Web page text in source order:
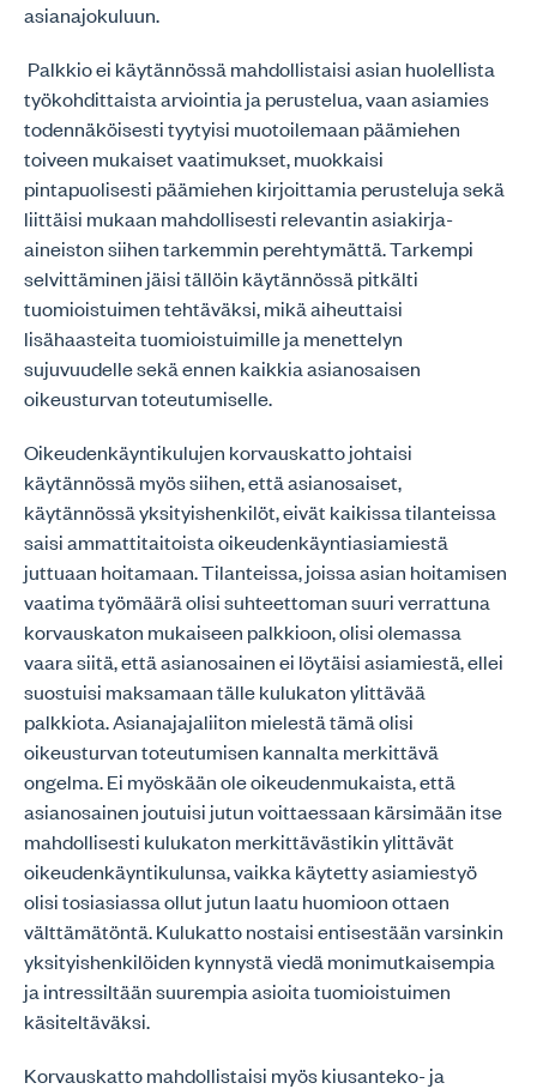
asianajokuluun.
Palkkio ei käytännössä mahdollistaisi asian huolellista
työkohdittaista arviointia ja perustelua, vaan asiamies
todennäköisesti tyytyisi muotoilemaan päämiehen
toiveen mukaiset vaatimukset, muokkaisi
pintapuolisesti päämiehen kirjoittamia perusteluja sekä
liittäisi mukaan mahdollisesti relevantin asiakirja-
aineiston siihen tarkemmin perehtymättä. Tarkempi
selvittäminen jäisi tällöin käytännössä pitkälti
tuomioistuimen tehtäväksi, mikä aiheuttaisi
lisähaasteita tuomioistuimille ja menettelyn
sujuvuudelle sekä ennen kaikkia asianosaisen
oikeusturvan toteutumiselle.
Oikeudenkäyntikulujen korvauskatto johtaisi
käytännössä myös siihen, että asianosaiset,
käytännössä yksityishenkilöt, eivät kaikissa tilanteissa
saisi ammattitaitoista oikeudenkäyntiasiamiestä
juttuaan hoitamaan. Tilanteissa, joissa asian hoitamisen
vaatima työmäärä olisi suhteettoman suuri verrattuna
korvauskaton mukaiseen palkkioon, olisi olemassa
vaara siitä, että asianosainen ei löytäisi asiamiestä, ellei
suostuisi maksamaan tälle kulukaton ylittävää
palkkiota. Asianajajaliiton mielestä tämä olisi
oikeusturvan toteutumisen kannalta merkittävä
ongelma. Ei myöskään ole oikeudenmukaista, että
asianosainen joutuisi jutun voittaessaan kärsimään itse
mahdollisesti kulukaton merkittävästikin ylittävät
oikeudenkäyntikulunsa, vaikka käytetty asiamiestyö
olisi tosiasiassa ollut jutun laatu huomioon ottaen
välttämätöntä. Kulukatto nostaisi entisestään varsinkin
yksityishenkilöiden kynnystä viedä monimutkaisempia
ja intressiltään suurempia asioita tuomioistuimen
käsiteltäväksi.
Korvauskatto mahdollistaisi myös kiusanteko- ja